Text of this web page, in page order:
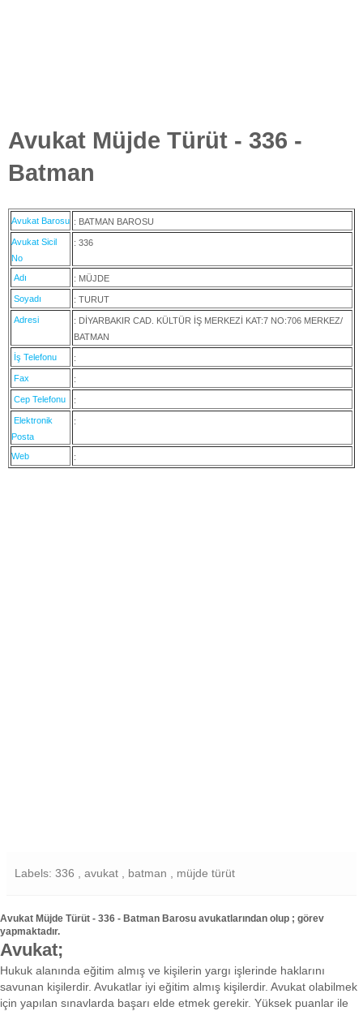
Avukat Müjde Türüt - 336 -
Batman
Avukat Barosu : BATMAN BAROSU
Avukat Sicil
No
: 336
Adı : MÜJDE
Soyadı : TURUT
Adresi
: DİYARBAKIR CAD. KÜLTÜR İŞ MERKEZİ KAT:7 NO:706 MERKEZ/
BATMAN
İş Telefonu :
Fax :
Cep Telefonu :
Elektronik
Posta
:
Web :
Labels: 336 , avukat , batman , müjde türüt
Avukat Müjde Türüt - 336 - Batman Barosu avukatlarından olup ; görev
yapmaktadır.
Avukat;
Hukuk alanında eğitim almış ve kişilerin yargı işlerinde haklarını
savunan kişilerdir. Avukatlar iyi eğitim almış kişilerdir. Avukat olabilmek
için yapılan sınavlarda başarı elde etmek gerekir. Yüksek puanlar ile